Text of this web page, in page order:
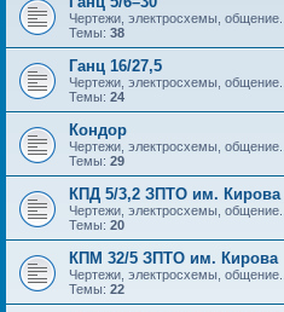
Чертежи, электросхемы, общение...
Темы: 38
Ганц 16/27,5
Чертежи, электросхемы, общение...
Темы: 24
Кондор
Чертежи, электросхемы, общение...
Темы: 29
КПД 5/3,2 ЗПТО им. Кирова
Чертежи, электросхемы, общение...
Темы: 20
КПМ 32/5 ЗПТО им. Кирова
Чертежи, электросхемы, общение...
Темы: 22